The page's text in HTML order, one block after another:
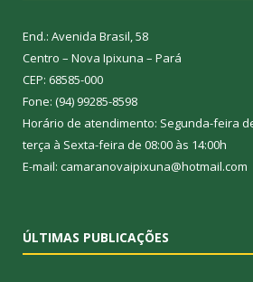
End.: Avenida Brasil, 58
Centro – Nova Ipixuna – Pará
CEP: 68585-000
Fone: (94) 99285-8598
Horário de atendimento: Segunda-feira
terça à Sexta-feira de 08:00 às 14:00h
E-mail: camaranovaipixuna@hotmail.com
ÚLTIMAS PUBLICAÇÕES